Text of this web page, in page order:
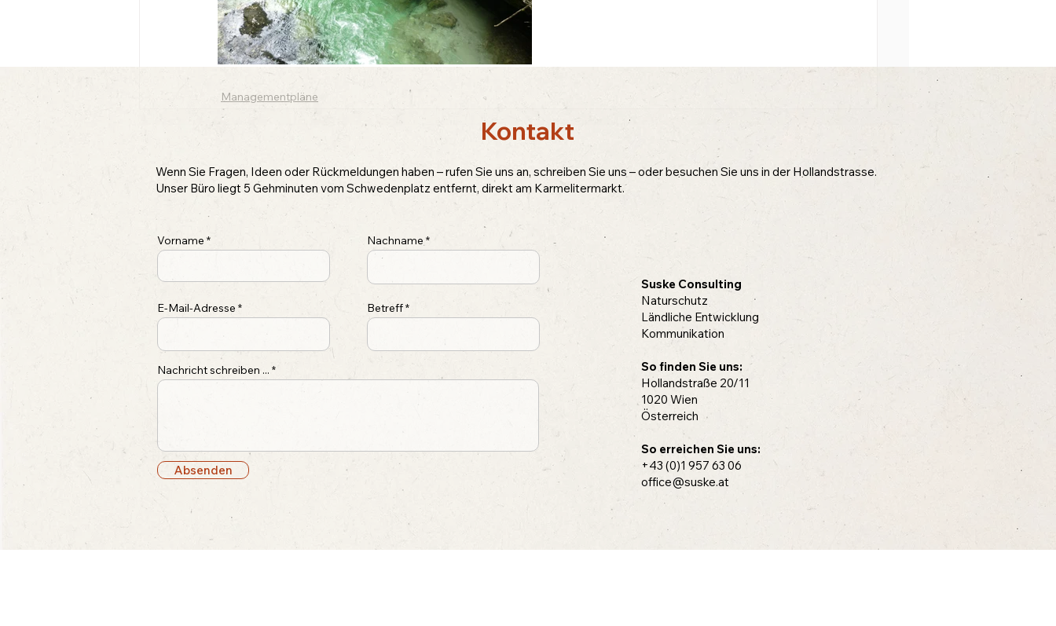
Managementpläne
Kontakt
Wenn Sie Fragen, Ideen oder Rückmeldungen haben – rufen Sie uns an, schreiben Sie uns – oder besuchen Sie uns in der Hollandstrasse.
Unser Büro liegt 5 Gehminuten vom Schwedenplatz entfernt, direkt am Karmelitermarkt.
Vorname
E-Mail-Adresse
Nachname
Betreff
Nachricht schreiben ...
Absenden
Suske Consulting
Naturschutz
Ländliche Entwicklung
Kommunikation
So finden Sie uns:
Hollandstraße 20/11
1020 Wien
Österreich
So erreichen Sie uns:
+43 (0)1 957 63 06
office@suske.at